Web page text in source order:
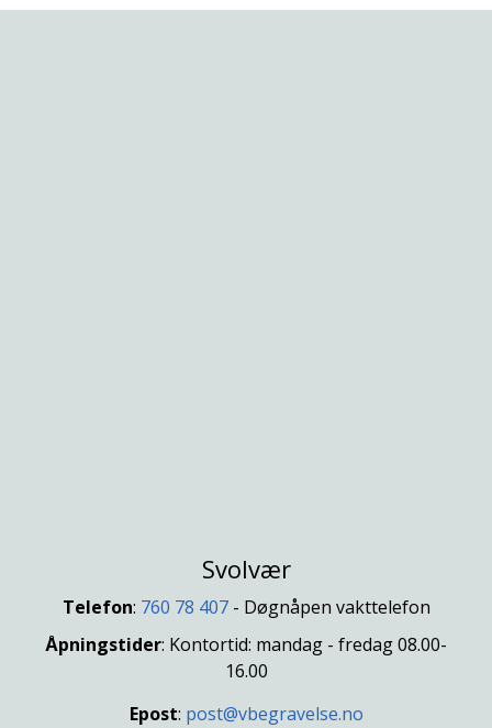
Svolvær
Telefon: 760 78 407- Døgnåpen vakttelefon
Åpningstider: Kontortid: mandag - fredag 08.00-
16.00
Epost: post@vbegravelse.no